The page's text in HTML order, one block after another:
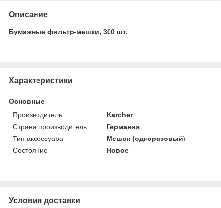
Описание
Бумажные фильтр-мешки, 300 шт.
Характеристики
Основные
Производитель
Karcher
Страна производитель
Германия
Тип аксессуара
Мешок (одноразовый)
Состояние
Новое
Условия доставки